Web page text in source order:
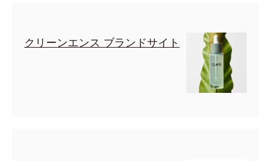
クリーンエンス ブランドサイト